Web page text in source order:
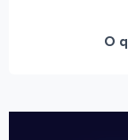
O